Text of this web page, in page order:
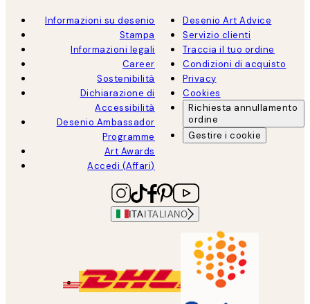
Informazioni su desenio
Stampa
Informazioni legali
Career
Sostenibilità
Dichiarazione di
Accessibilità
Desenio Ambassador
Programme
Art Awards
Accedi (Affari)
Desenio Art Advice
Servizio clienti
Traccia il tuo ordine
Condizioni di acquisto
Privacy
Cookies
Richiesta annullamento
ordine
Gestire i cookie
ITAITALIANO